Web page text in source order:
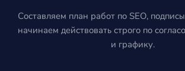
Составляем план работ по SEO,
начинаем действовать строго по
и графику.